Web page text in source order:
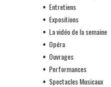
Entretiens
Expositions
La vidéo de la semaine
Opéra
Ouvrages
Performances
Spectacles Musicaux